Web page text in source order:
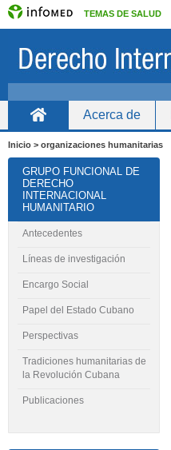
TEMAS DE SALUD
Acerca de
Inicio > organizaciones humanitarias
GRUPO FUNCIONAL DE
DERECHO
INTERNACIONAL
HUMANITARIO
Antecedentes
Líneas de investigación
Encargo Social
Papel del Estado Cubano
Perspectivas
Tradiciones humanitarias de
la Revolución Cubana
Publicaciones